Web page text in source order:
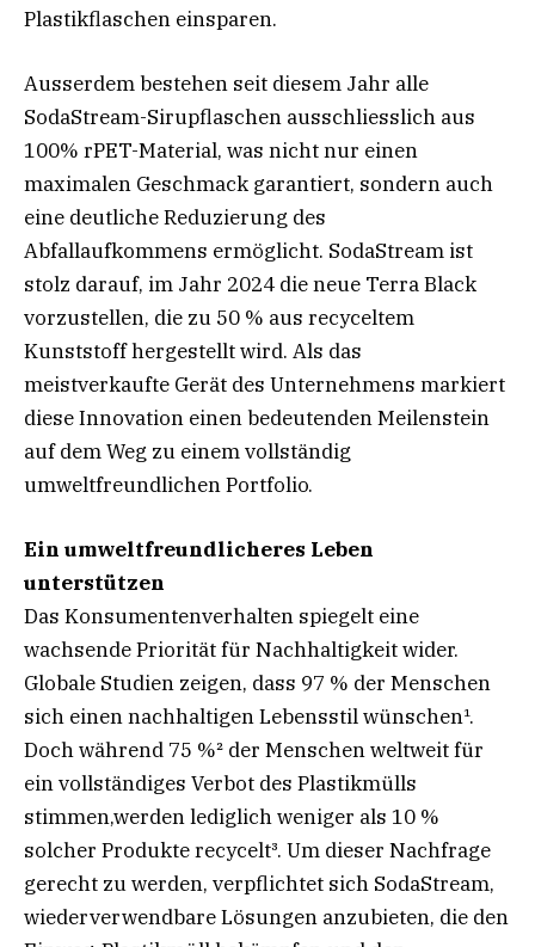
Plastikflaschen einsparen.
Ausserdem bestehen seit diesem Jahr alle
SodaStream-Sirupflaschen ausschliesslich aus
100% rPET-Material, was nicht nur einen
maximalen Geschmack garantiert, sondern auch
eine deutliche Reduzierung des
Abfallaufkommens ermöglicht. SodaStream ist
stolz darauf, im Jahr 2024 die neue Terra Black
vorzustellen, die zu 50 % aus recyceltem
Kunststoff hergestellt wird. Als das
meistverkaufte Gerät des Unternehmens markiert
diese Innovation einen bedeutenden Meilenstein
auf dem Weg zu einem vollständig
umweltfreundlichen Portfolio.
Ein umweltfreundlicheres Leben
unterstützen
Das Konsumentenverhalten spiegelt eine
wachsende Priorität für Nachhaltigkeit wider.
Globale Studien zeigen, dass 97 % der Menschen
sich einen nachhaltigen Lebensstil wünschen¹.
Doch während 75 %² der Menschen weltweit für
ein vollständiges Verbot des Plastikmülls
stimmen,werden lediglich weniger als 10 %
solcher Produkte recycelt³. Um dieser Nachfrage
gerecht zu werden, verpflichtet sich SodaStream,
wiederverwendbare Lösungen anzubieten, die den